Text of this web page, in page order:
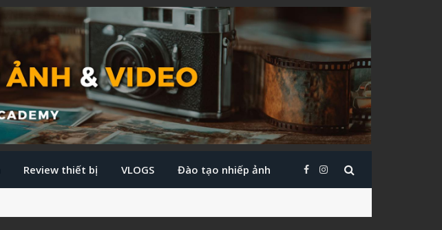
Review thiết bị VLOGS Đào tạo nhiếp ảnh Facebook
Instagram